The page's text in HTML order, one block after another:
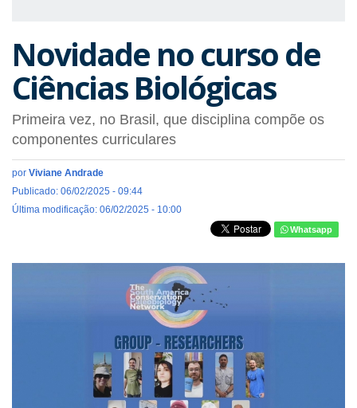
Novidade no curso de
Ciências Biológicas
Primeira vez, no Brasil, que disciplina compõe os
componentes curriculares
por Viviane Andrade
Publicado: 06/02/2025 - 09:44
Última modificação: 06/02/2025 - 10:00
Whatsapp